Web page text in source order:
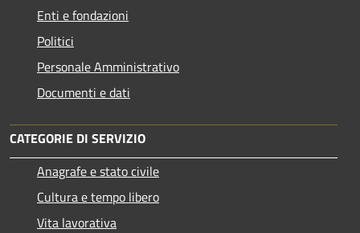
Enti e fondazioni
Politici
Personale Amministrativo
Documenti e dati
CATEGORIE DI SERVIZIO
Anagrafe e stato civile
Cultura e tempo libero
Vita lavorativa